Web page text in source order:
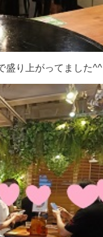
盛り上がってました^^